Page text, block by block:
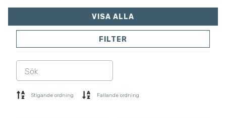
BYXOR
OVERALLER
SOFTSHELL
SKJORTOR POLO & T-SHIRT
VISA ALLA
FILTER
Stigande ordning Fallande ordning